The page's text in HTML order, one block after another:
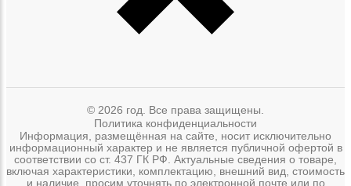
© 2026 год. Все права защищены.
Политика конфиденциальности
Информация, размещённая на сайте, носит исключительно
информационный характер и не является публичной офертой в
соответствии со ст. 437 ГК РФ. Актуальные сведения о товаре,
включая характеристики, комплектацию, внешний вид, стоимость
и наличие, просим уточнять по электронной почте или по